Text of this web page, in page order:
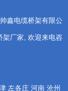
鑫电缆桥架有限公
架厂家, 欢迎来电咨
左各庄 河南 沧州